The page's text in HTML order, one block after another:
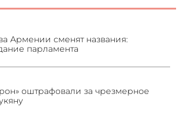
Армении сменят названия:
парламента
оштрафовали за чрезмерное
очереди – детали визита главы